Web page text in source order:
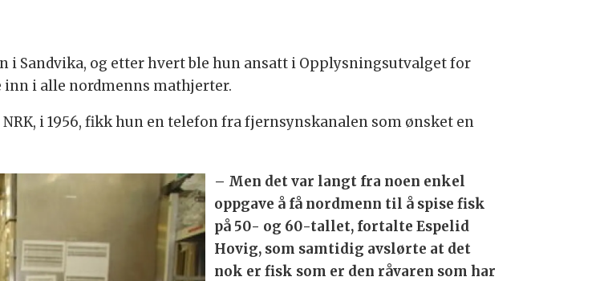
i Sandvika, og etter hvert ble hun ansatt i Opplysningsutvalget for
inn i alle nordmenns mathjerter.
i 1956, fikk hun en telefon fra fjernsynskanalen som ønsket en
– Men det var langt fra noen enkel
oppgave å få nordmenn til å spise fisk
på 50- og 60-tallet, fortalte Espelid
Hovig, som samtidig avslørte at det
nok er fisk som er den råvaren som har